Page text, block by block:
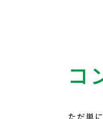
コ
ただ単